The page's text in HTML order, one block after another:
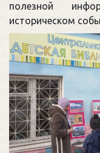
полезной
историческом